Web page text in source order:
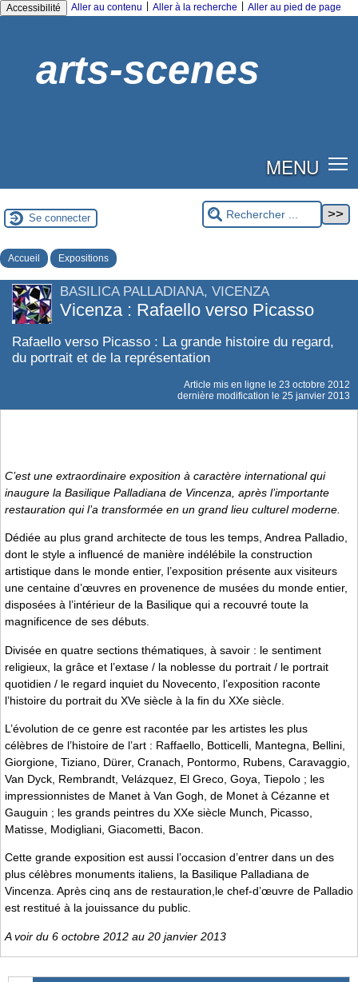
Accessibilité Aller au contenu Aller à la recherche Aller au pied de page
arts-scenes
MENU
Se connecter
Accueil Expositions
BASILICA PALLADIANA, VICENZA
Vicenza : Rafaello verso Picasso
Rafaello verso Picasso : La grande histoire du regard,
du portrait et de la représentation
Article mis en ligne le 23 octobre 2012
dernière modification le 25 janvier 2013
C’est une extraordinaire exposition à caractère international qui
inaugure la Basilique Palladiana de Vincenza, après l’importante
restauration qui l’a transformée en un grand lieu culturel moderne.
Dédiée au plus grand architecte de tous les temps, Andrea Palladio,
dont le style a influencé de manière indélébile la construction
artistique dans le monde entier, l’exposition présente aux visiteurs
une centaine d’œuvres en provenence de musées du monde entier,
disposées à l’intérieur de la Basilique qui a recouvré toute la
magnificence de ses débuts.
Divisée en quatre sections thématiques, à savoir : le sentiment
religieux, la grâce et l’extase / la noblesse du portrait / le portrait
quotidien / le regard inquiet du Novecento, l’exposition raconte
l’histoire du portrait du XVe siècle à la fin du XXe siècle.
L’évolution de ce genre est racontée par les artistes les plus
célèbres de l’histoire de l’art : Raffaello, Botticelli, Mantegna, Bellini,
Giorgione, Tiziano, Dürer, Cranach, Pontormo, Rubens, Caravaggio,
Van Dyck, Rembrandt, Velázquez, El Greco, Goya, Tiepolo ; les
impressionnistes de Manet à Van Gogh, de Monet à Cézanne et
Gauguin ; les grands peintres du XXe siècle Munch, Picasso,
Matisse, Modigliani, Giacometti, Bacon.
Cette grande exposition est aussi l’occasion d’entrer dans un des
plus célèbres monuments italiens, la Basilique Palladiana de
Vincenza. Après cinq ans de restauration,le chef-d’œuvre de Palladio
est restitué à la jouissance du public.
A voir du 6 octobre 2012 au 20 janvier 2013